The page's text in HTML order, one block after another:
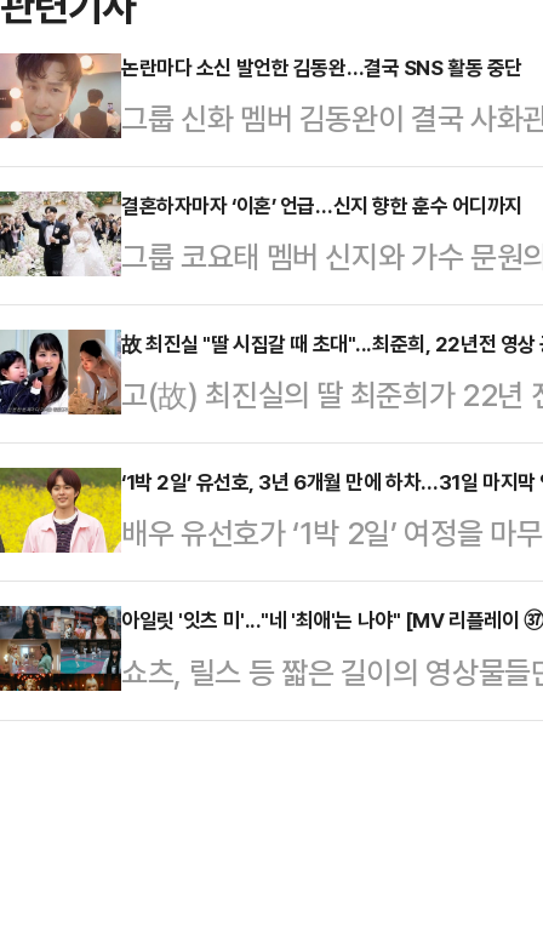
논란마다 소신 발언한 김동완…결국 SNS 활동 중단
그룹 신화 멤버 김동완이 결국 사
다.김동완은 지난 12일 자신의
소속사에서 관리하게 된다. 다들 건
게 만나요”라고 전했다.그는 최근
견을 밝혀왔다. 성매매 합법화를
논란에 휩싸였던 방송인 MC 딩동
근에는 배우 유퉁 관련 게시물에 달
필요 없다. 다 …
결혼하자마자 ‘이혼’ 언급…신지 향한 훈수 어디까지
그룹 코요태 멤버 신지와 가수 문원
발언이 논란을 빚고 있다.논란의 당
하는 이지훈 변호사로 그는 신지의
그래도 신지, 이건 에바다’, ‘주변
가 행복하기 위한 5가지 필수템’, ‘
관련 쇼츠와 영상을 연이어 게재했
여동생이라면 절대 결혼 못 하게
故 최진실 "딸 시집갈 때 초대"...최준희, 22년전 영상
고(故) 최진실의 딸 최준희가 22년
다.최준희는 11일 자신의 사회관계
고 계시던 제 돌잔치 비디오를 드디
게재했다.영상에는 첫 생일을 맞은
담겼다. 최진실은 "예쁜 숙녀로 자
름)에게 관심과 사랑을 보여주셨으
한 분 다 기억해 뒀다가 우리 수민
말했다.…
‘1박 2일’ 유선호, 3년 6개월 만에 하차…31일 마지막
배우 유선호가 ‘1박 2일’ 여정을
일 시즌4’ 측은 12일 “3년 반이라
일’을 졸업한다”며 “유선호는 오는
막 인사를 전할 예정”이라고 밝혔
대해 “내 20대의 전부”이자 “전국
아일릿 '잇츠 미'..."네 '최애'는 나야" [MV 리플레이 ㊲
쇼츠, 릴스 등 짧은 길이의 영상물
상징과 그들의 세계관, 서사를 곱씹